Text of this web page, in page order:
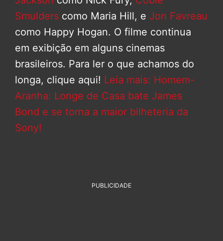
Smulders como Maria Hill, e Jon Favreau
como Happy Hogan. O filme continua
em exibição em alguns cinemas
brasileiros. Para ler o que achamos do
longa, clique aqui! Leia mais: Homem-
Aranha: Longe de Casa bate James
Bond e se torna a maior bilheteria da
Sony!
PUBLICIDADE